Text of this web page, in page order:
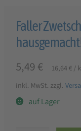
Faller
5,49 € 16,64 €/
inkl. MwSt. zzgl.
auf Lager